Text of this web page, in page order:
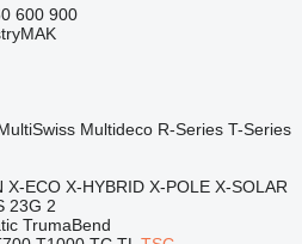
600 900
Multideco R-Series T-Series
X-ECO X-HYBRID X-POLE X-SOLAR
23G 2
TrumaBend